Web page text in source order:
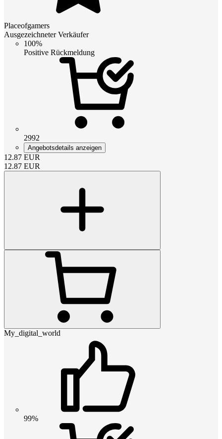
Placeofgamers
Ausgezeichneter Verkäufer
100%
Positive Rückmeldung
2992
Angebotsdetails anzeigen
12.87 EUR
12.87 EUR
My_digital_world
99%